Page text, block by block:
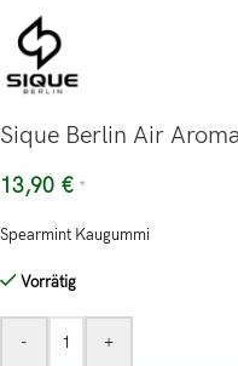
Sique Berlin Air
13,90 € *
Spearmint Kaugummi
Vorrätig
- +